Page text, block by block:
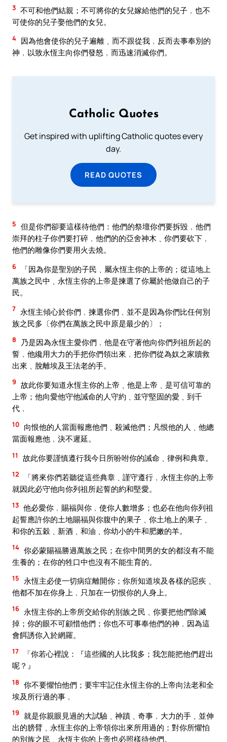
3 不可和他們結親；不可將你的女兒嫁給他們的兒子﹐也不
可使你的兒子娶他們的女兒。
4 因為他會使你的兒子遍離﹑而不跟從我﹐反而去事奉別的
神﹐以致永恆主向你們發怒﹐而迅速消滅你們。
Catholic Quotes
Get inspired with uplifting Catholic quotes every
day.
READ QUOTES
5 但是你們卻要這樣待他們：他們的祭壇你們要拆毀﹐他們
崇拜的柱子你們要打碎﹐他們的的亞舍神木﹑你們要砍下﹐
他們的雕像你們要用火去燒。
6
「因為你是聖別的子民﹑屬永恆主你的上帝的；從這地上
萬族之民中﹑永恆主你的上帝是揀選了你屬於他做自己的子
民。
7 永恆主傾心於你們﹐揀選你們﹐並不是因為你們比任何別
族之民多〔你們在萬族之民中原是最少的〕；
8
乃是因為永恆主愛你們﹐他是在守著他向你們列祖所起的
誓﹐他纔用大力的手把你們領出來﹐把你們從為奴之家贖救
出來﹑脫離埃及王法老的手。
9 故此你要知道永恆主你的上帝﹑他是上帝﹑是可信可靠的
上帝；他向愛他守他誡命的人守約﹑並守堅固的愛﹑到千
代﹐
10 向恨他的人當面報應他們﹑殺滅他們；凡恨他的人﹑他總
當面報應他﹐決不遲延。
11 故此你要謹慎遵行我今日所吩咐你的誡命﹑律例和典章。
12
「將來你們若聽從這些典章﹑謹守遵行﹐永恆主你的上帝
就因此必守他向你列祖所起誓的約和堅愛。
13 他必愛你﹐賜福與你﹐使你人數增多；也必在他向你列祖
起誓應許你的土地賜福與你腹中的果子﹑你土地上的果子﹑
和你的五穀﹑新酒﹑和油﹑你幼小的牛和肥嫩的羊。
14 你必蒙賜福勝過萬族之民；在你中間男的女的都沒有不能
生養的；在你的牲口中也沒有不能生育的。
15
永恆主必使一切病症離開你；你所知道埃及各樣的惡疾﹑
他都不加在你身上﹐只加在一切恨你的人身上。
16 永恆主你的上帝所交給你的別族之民﹑你要把他們除滅
掉；你的眼不可顧惜他們；你也不可事奉他們的神﹐因為這
會餌誘你入於網羅。
17
「你若心裡說：『這些國的人比我多；我怎能把他們趕出
呢？』
18 你不要懼怕他們；要牢牢記住永恆主你的上帝向法老和全
埃及所行過的事﹐
19 就是你親眼見過的大試驗﹑神蹟﹑奇事﹐大力的手﹑並伸
出的膀臂﹑永恆主你的上帝領你出來所用過的；對你所懼怕
的別族之民﹑永恆主你的上帝也必照樣待他們。